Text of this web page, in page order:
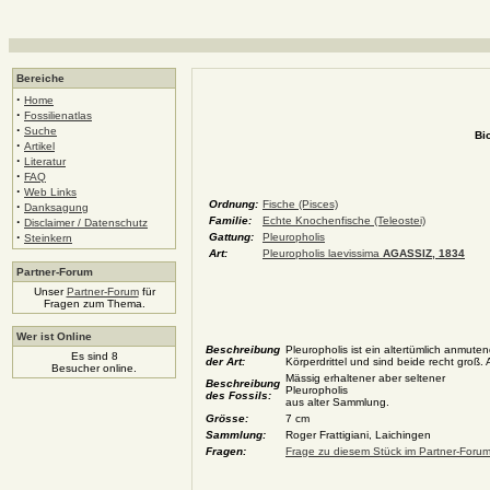
Bereiche
· Home
· Fossilienatlas
· Suche
· Artikel
· Literatur
· FAQ
· Web Links
· Danksagung
· Disclaimer / Datenschutz
· Steinkern
Partner-Forum
UnserPartner-Forumfür
Fragen zum Thema.
Wer ist Online
Es sind 8
Besucher online.
Ordnung: Fische (Pisces)
Familie:
Echte Knochenfische (Teleostei)
Gattung:
Pleuropholis
Art:
Pleuropholis laevissima AGASSIZ, 1834
Beschreibung
der Art:
Pleuropholis ist ein altertümlich
Körperdrittel und sind beide recht groß.
Beschreibung
des Fossils:
Mässig erhaltener aber seltener
Pleuropholis
aus alter Sammlung.
Grösse:
7 cm
Sammlung:
Roger Frattigiani, Laichingen
Fragen:
Frage zu diesem Stück im Partner-